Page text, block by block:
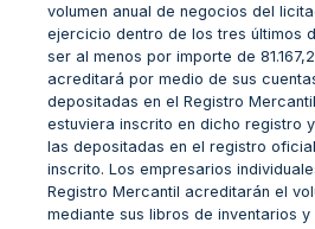
volumen anual de negocios del
ejercicio dentro de los tres últimos
ser al menos por importe de
acreditará por medio de sus
depositadas en el Registro
estuviera inscrito en dicho registro
las depositadas en el registro
inscrito. Los empresarios
Registro Mercantil acreditarán el
mediante sus libros de inventarios y